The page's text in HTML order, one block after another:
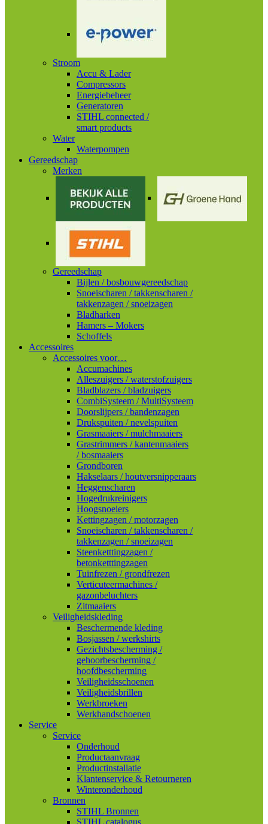
Stroom
Accu & Lader
Compressors
Energiebeheer
Generatoren
STIHL connected /
smart products
Water
Waterpompen
Gereedschap
Merken
Gereedschap
Bijlen / bosbouwgereedschap
Snoeischaren / takkenscharen /
takkenzagen / snoeizagen
Bladharken
Hamers – Mokers
Schoffels
Accessoires
Accessoires voor…
Accumachines
Alleszuigers / waterstofzuigers
Bladblazers / bladzuigers
CombiSysteem / MultiSysteem
Doorslijpers / bandenzagen
Drukspuiten / nevelspuiten
Grasmaaiers / mulchmaaiers
Grastrimmers / kantenmaaiers
/ bosmaaiers
Grondboren
Hakselaars / houtversnipperaars
Heggenscharen
Hogedrukreinigers
Hoogsnoeiers
Kettingzagen / motorzagen
Snoeischaren / takkenscharen /
takkenzagen / snoeizagen
Steenketttingzagen /
betonketttingzagen
Tuinfrezen / grondfrezen
Verticuteermachines /
gazonbeluchters
Zitmaaiers
Veiligheidskleding
Beschermende kleding
Bosjassen / werkshirts
Gezichtsbescherming /
gehoorbescherming /
hoofdbescherming
Veiligheidsschoenen
Veiligheidsbrillen
Werkbroeken
Werkhandschoenen
Service
Service
Onderhoud
Productaanvraag
Productinstallatie
Klantenservice & Retourneren
Winteronderhoud
Bronnen
STIHL Bronnen
STIHL catalogus